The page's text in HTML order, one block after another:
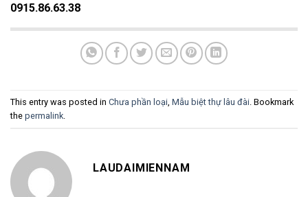
0915.86.63.38
This entry was posted in Chưa phần loại Mẫu biệt thự lâu đài . Bookmark
the permalink
LAUDAIMIENNAM